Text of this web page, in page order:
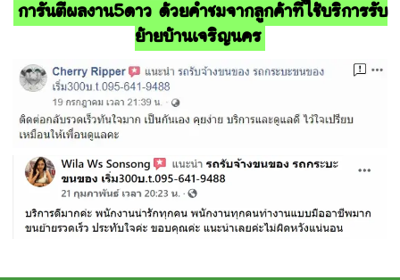
การันตีผลงาน5ดาว ด้วยคำชมจากลูกค้าที่ใช้บริการรับ
ย้ายบ้านเจริญนคร